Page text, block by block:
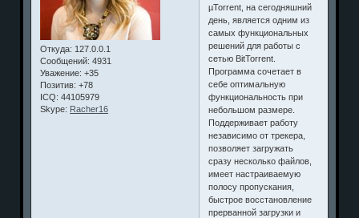
Откуда: 127.0.0.1
Сообщений: 4931
Уважение: +35
Позитив: +78
ICQ: 44105979
Skype: Racher16
µTorrent, на сегодняшний
день, является одним из
самых функциональных
решений для работы с
сетью BitTorrent.
Программа сочетает в
себе оптимальную
функциональность при
небольшом размере.
Поддерживает работу
независимо от трекера,
позволяет загружать
сразу несколько файлов,
имеет настраиваемую
полосу пропускания,
быстрое восстановление
прерванной загрузки и